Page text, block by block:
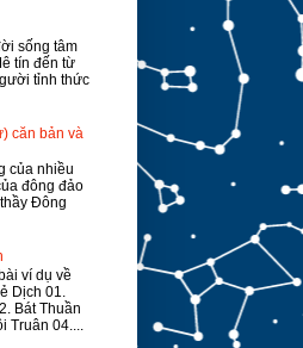
sống tâm
tín đến từ
tỉnh thức
căn bản và
của nhiều
đông đảo
Đông
ví dụ về
Dịch 01.
Bát Thuần
Truân 04....